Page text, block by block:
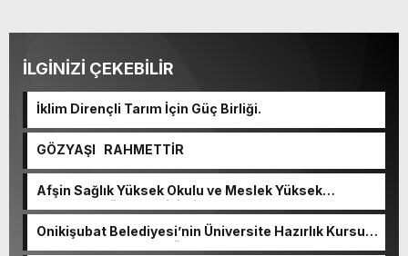
İLGİNİZİ ÇEKEBİLİR
İklim Dirençli Tarım İçin Güç Birliği.
GÖZYAŞI RAHMETTİR
Afşin Sağlık Yüksek Okulu ve Meslek Yüksek
Okulunda görev değişimi!
Onikişubat Belediyesi’nin Üniversite Hazırlık Kursu
başvurularında son gün 7 Ağustos.